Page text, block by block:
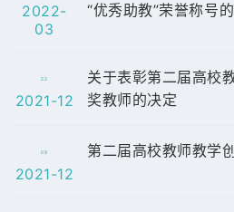
2022-
03
“优秀助教”荣誉称号
22
2021-12
关于表彰第二届高校
奖教师的决定
08
2021-12
第二届高校教师教学